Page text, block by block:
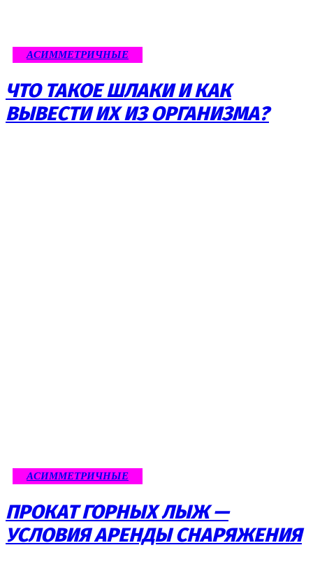
АСИММЕТРИЧНЫЕ
ЧТО ТАКОЕ ШЛАКИ И КАК
ВЫВЕСТИ ИХ ИЗ ОРГАНИЗМА?
АСИММЕТРИЧНЫЕ
ПРОКАТ ГОРНЫХ ЛЫЖ —
УСЛОВИЯ АРЕНДЫ СНАРЯЖЕНИЯ